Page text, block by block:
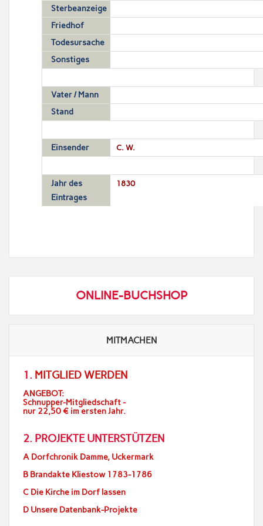
Sterbeanzeige
Friedhof
Todesursache
Sonstiges
Vater / Mann
Stand
Einsender C. W.
Jahr des
Eintrages
1830
ONLINE-BUCHSHOP
MITMACHEN
1. MITGLIED WERDEN
ANGEBOT:
Schnupper-Mitgliedschaft -
nur 22,50 € im ersten Jahr.
2. PROJEKTE UNTERSTÜTZEN
A Dorfchronik Damme, Uckermark
B Brandakte Kliestow 1783-1786
C Die Kirche im Dorf lassen
D Unsere Datenbank-Projekte